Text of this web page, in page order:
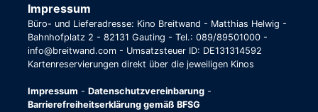
Impressum
Büro- und Lieferadresse: Kino Breitwand - Matthias Helwig -
Bahnhofplatz 2 - 82131 Gauting - Tel.: 089/89501000 -
info@breitwand.com - Umsatzsteuer ID: DE131314592
Kartenreservierungen direkt über die jeweiligen Kinos
Impressum - Datenschutzvereinbarung -
Barrierefreiheitserklärung gemäß BFSG